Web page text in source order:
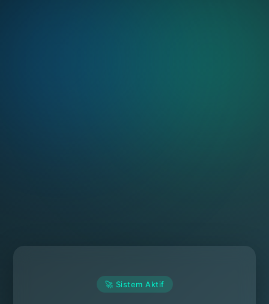
🚀 Sistem Aktif